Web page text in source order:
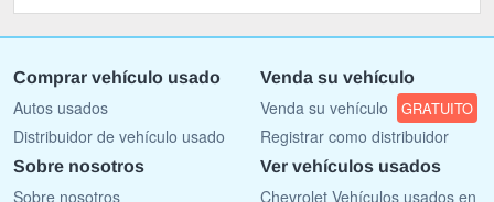
Comprar vehículo usado
Autos usados
Distribuidor de vehículo usado
Venda su vehículo
Venda su vehículo GRATUITO
Registrar como distribuidor
Sobre nosotros
Sobre nosotros
Ver vehículos usados
Chevrolet Vehículos usados en